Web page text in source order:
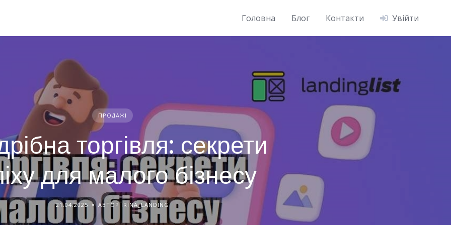
Головна Блог Контакти Увійти
ПРОДАЖІ
торгівля: секрети
для малого бізнесу
21.04.2025 АВТОР IRINA_LANDING